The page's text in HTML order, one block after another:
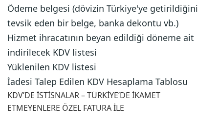
Ödeme belgesi (dövizin Türkiye'ye getirildiğini
tevsik eden bir belge, banka dekontu vb.)
Hizmet ihracatının beyan edildiği döneme ait
indirilecek KDV listesi
Yüklenilen KDV listesi
İadesi Talep Edilen KDV Hesaplama Tablosu
KDV’DE İSTİSNALAR – TÜRKİYE’DE İKAMET
ETMEYENLERE ÖZEL FATURA İLE